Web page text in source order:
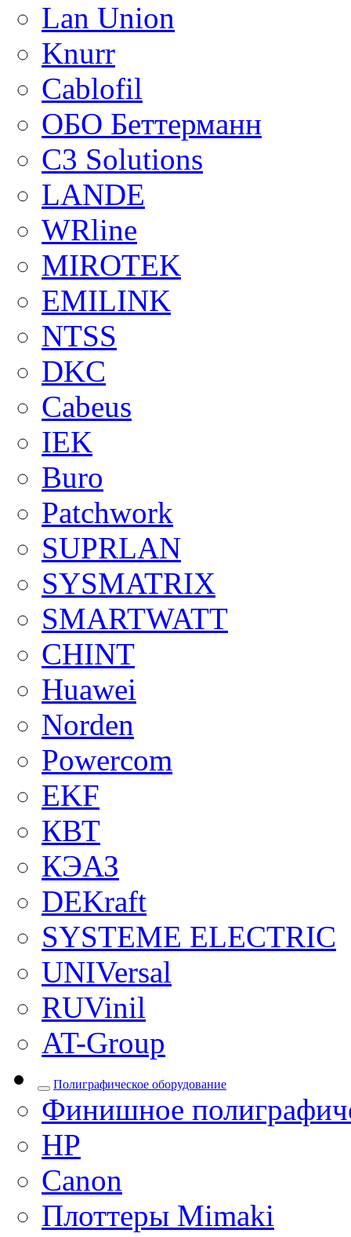
Lan Union
Knurr
Cablofil
ОБО Беттерманн
C3 Solutions
LANDE
WRline
MIROTEK
EMILINK
NTSS
DKC
Cabeus
IEK
Buro
Patchwork
SUPRLAN
SYSMATRIX
SMARTWATT
CHINT
Huawei
Norden
Powercom
EKF
КВТ
КЭАЗ
DEKraft
SYSTEME ELECTRIC
UNIVersal
RUVinil
AT-Group
Полиграфическое оборудование
Финишное
HP
Canon
Плоттеры Mimaki